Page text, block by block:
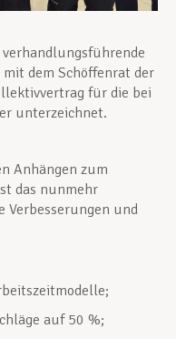
mit dem Schöffenrat der
für die bei
unterzeichnet.
Anhängen zum
das nunmehr
Verbesserungen und
auf 50 %;